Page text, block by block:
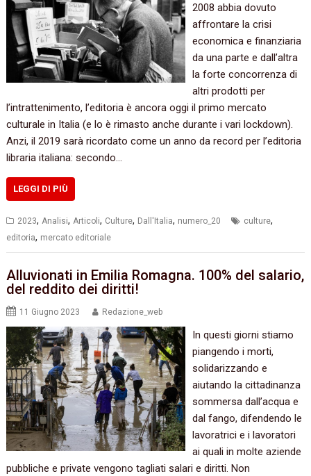
2008 abbia dovuto
affrontare la crisi
economica e finanziaria
da una parte e dall’altra
la forte concorrenza di
altri prodotti per
l’intrattenimento, l’editoria è ancora oggi il primo mercato
culturale in Italia (e lo è rimasto anche durante i vari lockdown).
Anzi, il 2019 sarà ricordato come un anno da record per l’editoria
libraria italiana: secondo…
LEGGI DI PIÙ
2023, Analisi, Articoli, Culture, Dall'Italia, numero_20 culture,
editoria, mercato editoriale
Alluvionati in Emilia Romagna. 100% del salario,
del reddito dei diritti!
11 Giugno 2023 Redazione_web
In questi giorni stiamo
piangendo i morti,
solidarizzando e
aiutando la cittadinanza
sommersa dall’acqua e
dal fango, difendendo le
lavoratrici e i lavoratori
ai quali in molte aziende
pubbliche e private vengono tagliati salari e diritti. Non